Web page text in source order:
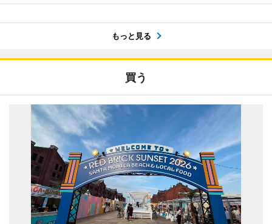
もっと見る
買う